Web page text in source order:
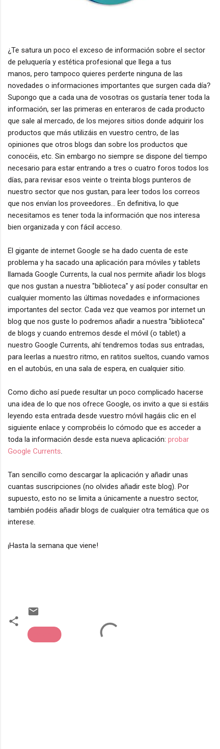
¿Te satura un poco el exceso de información sobre el sector
de peluquería y estética profesional que llega a tus
manos, pero tampoco quieres perderte ninguna de las
novedades o informaciones importantes que surgen cada día?
Supongo que a cada una de vosotras os gustaría tener toda la
información, ser las primeras en enteraros de cada producto
que sale al mercado, de los mejores sitios donde adquirir los
productos que más utilizáis en vuestro centro, de las
opiniones que otros blogs dan sobre los productos que
conocéis, etc. Sin embargo no siempre se dispone del tiempo
necesario para estar entrando a tres o cuatro foros todos los
días, para revisar esos veinte o treinta blogs punteros de
nuestro sector que nos gustan, para leer todos los correos
que nos envían los proveedores... En definitiva, lo que
necesitamos es tener toda la información que nos interesa
bien organizada y con fácil acceso.
El gigante de internet Google se ha dado cuenta de este
problema y ha sacado una aplicación para móviles y tablets
llamada Google Currents, la cual nos permite añadir los blogs
que nos gustan a nuestra "biblioteca" y así poder consultar en
cualquier momento las últimas novedades e informaciones
importantes del sector. Cada vez que veamos por internet un
blog que nos guste lo podremos añadir a nuestra "biblioteca"
de blogs y cuando entremos desde el móvil (o tablet) a
nuestro Google Currents, ahí tendremos todas sus entradas,
para leerlas a nuestro ritmo, en ratitos sueltos, cuando vamos
en el autobús, en una sala de espera, en cualquier sitio.
Como dicho así puede resultar un poco complicado hacerse
una idea de lo que nos ofrece Google, os invito a que si estáis
leyendo esta entrada desde vuestro móvil hagáis clic en el
siguiente enlace y comprobéis lo cómodo que es acceder a
toda la información desde esta nueva aplicación: probar
Google Currents
Tan sencillo como descargar la aplicación y añadir unas
cuantas suscripciones (no olvides añadir este blog). Por
supuesto, esto no se limita a únicamente a nuestro sector,
también podéis añadir blogs de cualquier otra temática que os
interese.
¡Hasta la semana que viene!